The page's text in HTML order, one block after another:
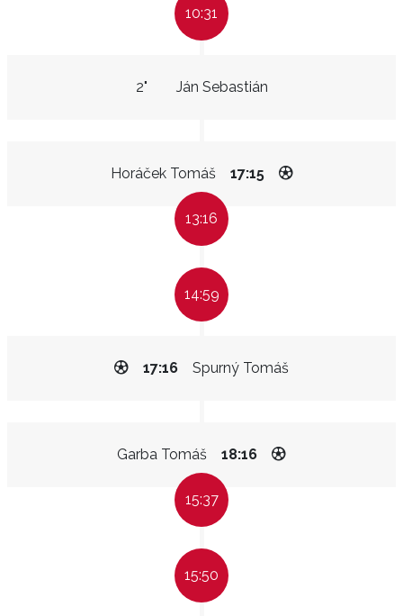
10:31
Ján Sebastián
2"
Horáček Tomáš 17:15
13:16
14:59
Spurný Tomáš
17:16
Garba Tomáš 18:16
15:37
15:50